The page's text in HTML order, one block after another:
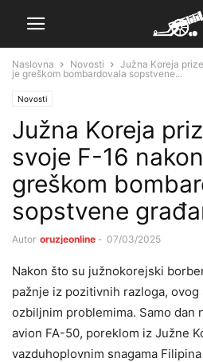
Naslovna Novosti
Južna Koreja
je greškom bombardovala sopstvene...
Novosti
Južna Koreja
svoje F-16
greškom
sopstvene
Autor oruzjeonline - 07/03/2025
Nakon što su južnokorejski
pažnje iz pozitivnih razloga,
ozbiljnim problemima. Samo dan
avion FA-50, poreklom iz Južne
vazduhoplovnim snagama